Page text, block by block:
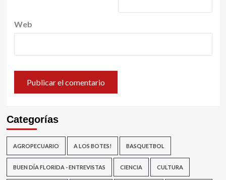
Web
Categorías
AGROPECUARIO A LOS BOTES! BASQUETBOL
BUEN DÍA FLORIDA - ENTREVISTAS CIENCIA CULTURA